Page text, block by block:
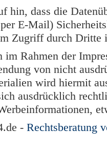
hin, dass die
E-Mail)
Zugriff durch Dritte
im Rahmen der
von nicht
wird hiermit
ausdrücklich
- Rechtsberatung